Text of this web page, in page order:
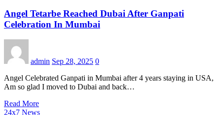
Angel Tetarbe Reached Dubai After Ganpati
Celebration In Mumbai
admin Sep 28, 2025 0
Angel Celebrated Ganpati in Mumbai after 4 years staying in USA,
Am so glad I moved to Dubai and back…
Read More
24x7 News